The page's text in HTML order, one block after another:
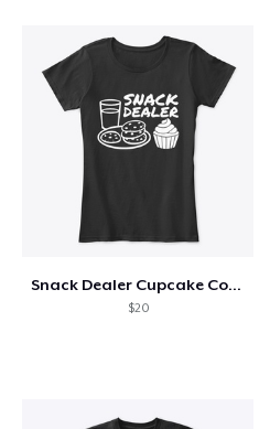
Snack Dealer Cupcake Cookie and Milk
$20